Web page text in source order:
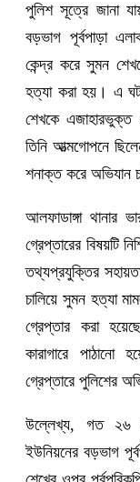
পুলিশ সূত্রে জানা
বড়ভাগ পূর্বপাড়া
কেন্দ্র করে সুমন
হত্যা করা হয়। এ
শেখকে
তিনি আত্মগোপনে
শনাক্ত করে অভিযান
আলফাডাঙ্গা থানার
গ্রেপ্তারের বিষয়টি
তথ্যপ্রযুক্তির
চালিয়ে সুমন হত্যা
গ্রেপ্তার করা
কারাগারে পাঠানো
গ্রেপ্তারে পুলিশের
উল্লেখ্য, গত ২৬
ইউনিয়নের বড়ভাগ